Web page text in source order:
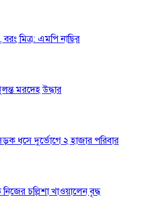
মিত্র: এমপি নাছির
মরদেহ উদ্ধার
সড়ক ধসে দুর্ভোগে ২ হাজার পরিবার
চল্লিশা খাওয়ালেন বৃদ্ধ